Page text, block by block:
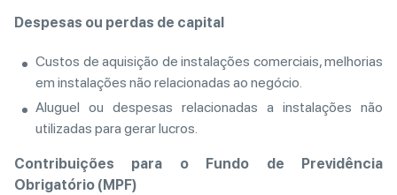
Despesas ou perdas de capital
Custos de aquisição de instalações comerciais, melhorias
em instalações não relacionadas ao negócio.
Aluguel ou despesas relacionadas a instalações não
utilizadas para gerar lucros.
Contribuições para o Fundo de Previdência
Obrigatório (MPF)